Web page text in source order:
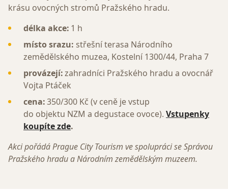
krásu ovocných stromů Pražského hradu.
délka akce: 1 h
místo srazu: střešní terasa Národního
zemědělského muzea, Kostelní 1300/44, Praha 7
provázejí:zahradníci Pražského hradu a ovocnář
Vojta Ptáček
cena:350/300 Kč (v ceně je vstup
do objektu NZM a degustace ovoce). Vstupenky
koupíte zde.
Akci pořádá Prague City Tourism ve spolupráci se Správou
Pražského hradu a Národním zemědělským muzeem.